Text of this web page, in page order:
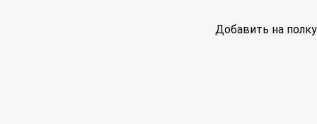
Добавить на полку